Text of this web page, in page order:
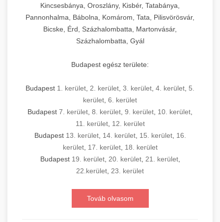
Kincsesbánya, Oroszlány, Kisbér, Tatabánya,
Pannonhalma, Bábolna, Komárom, Tata, Pilisvörösvár,
Bicske, Érd, Százhalombatta, Martonvásár,
Százhalombatta, Gyál
Budapest egész területe:
Budapest 1. kerület, 2. kerület, 3. kerület, 4. kerület, 5.
kerület, 6. kerület
Budapest 7. kerület, 8. kerület, 9. kerület, 10. kerület,
11. kerület, 12. kerület
Budapest 13. kerület, 14. kerület, 15. kerület, 16.
kerület, 17. kerület, 18. kerület
Budapest 19. kerület, 20. kerület, 21. kerület,
22.kerület, 23. kerület
Továb olvasom